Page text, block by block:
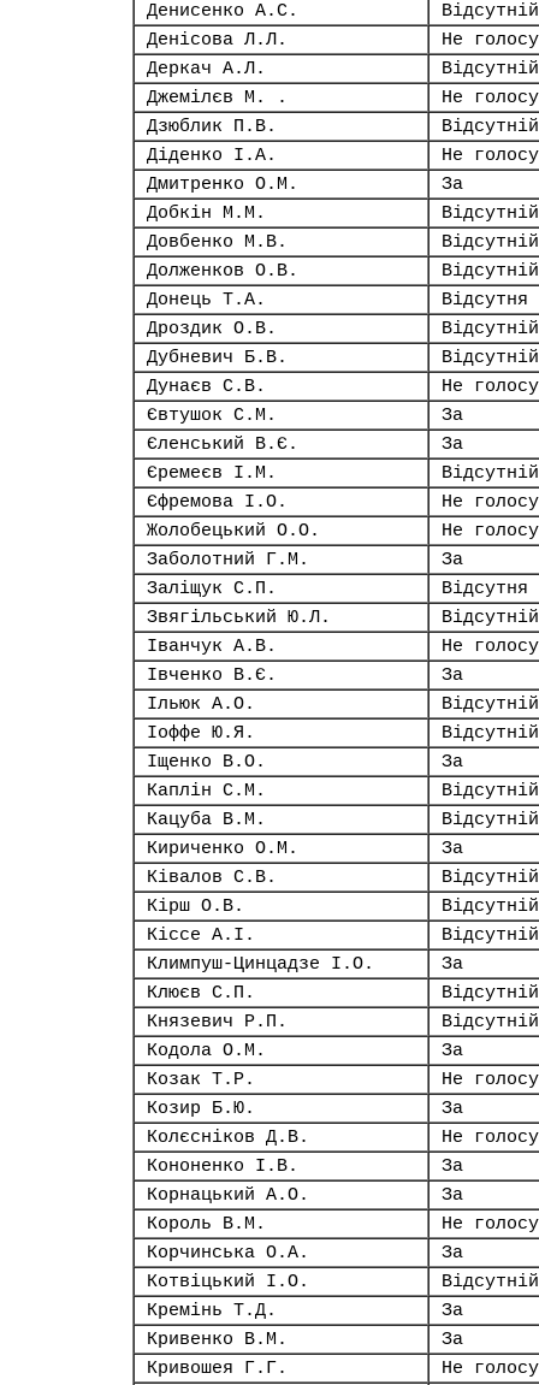
Денисенко А.С.
Відсутній
Денісова Л.Л.
Не
Деркач А.Л.
Відсутній
Джемілєв М. .
Не
Дзюблик П.В.
Відсутній
Діденко І.А.
Не
Дмитренко О.М.
За
Добкін М.М.
Відсутній
Довбенко М.В.
Відсутній
Долженков О.В.
Відсутній
Донець Т.А.
Відсутня
Дроздик О.В.
Відсутній
Дубневич Б.В.
Відсутній
Дунаєв С.В.
Не
Євтушок С.М.
За
Єленський В.Є.
За
Єремеєв І.М.
Відсутній
Єфремова І.О.
Не
Жолобецький О.О.
Не
Заболотний Г.М.
За
Заліщук С.П.
Відсутня
Звягільський Ю.Л.
Відсутній
Іванчук А.В.
Не
Івченко В.Є.
За
Ільюк А.О.
Відсутній
Іоффе Ю.Я.
Відсутній
Іщенко В.О.
За
Каплін С.М.
Відсутній
Кацуба В.М.
Відсутній
Кириченко О.М.
За
Ківалов С.В.
Відсутній
Кірш О.В.
Відсутній
Кіссе А.І.
Відсутній
Климпуш-Цинцадзе І.О.
За
Клюєв С.П.
Відсутній
Князевич Р.П.
Відсутній
Кодола О.М.
За
Козак Т.Р.
Не
Козир Б.Ю.
За
Колєсніков Д.В.
Не
Кононенко І.В.
За
Корнацький А.О.
За
Король В.М.
Не
Корчинська О.А.
За
Котвіцький І.О.
Відсутній
Кремінь Т.Д.
За
Кривенко В.М.
За
Кривошея Г.Г.
Не